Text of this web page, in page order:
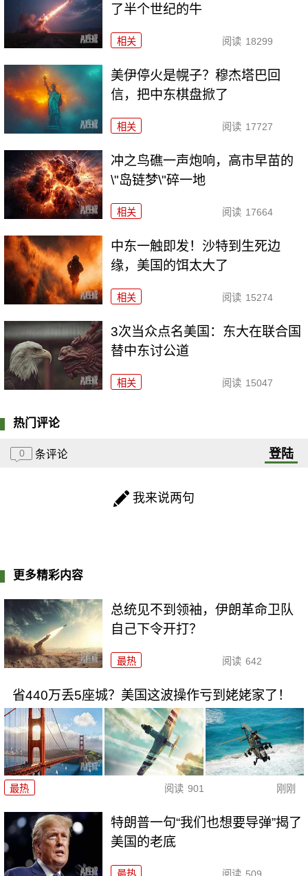
了半个世纪的牛
相关 阅读 18299
美伊停火是幌子？穆杰塔巴回
信，把中东棋盘掀了
相关 阅读 17727
冲之鸟礁一声炮响，高市早苗的
\"岛链梦\"碎一地
相关 阅读 17664
中东一触即发！沙特到生死边
缘，美国的饵太大了
相关 阅读 15274
3次当众点名美国：东大在联合国
替中东讨公道
相关 阅读 15047
热门评论
0 条评论 登陆
我来说两句
更多精彩内容
总统见不到领袖，伊朗革命卫队
自己下令开打？
最热 阅读 642
省440万丢5座城？美国这波操作亏到姥姥家了！
最热 阅读 901 刚刚
特朗普一句“我们也想要导弹”揭了
美国的老底